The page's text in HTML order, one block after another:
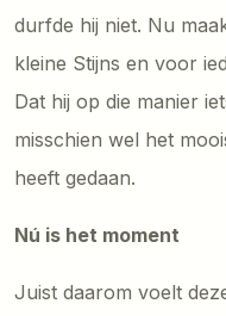
durfde hij niet. Nu
kleine Stijns en voor
Dat hij op die manier
misschien wel het
heeft gedaan.
Nú is het moment
Juist daarom voelt